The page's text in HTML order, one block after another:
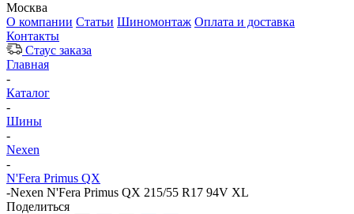
Москва
О компании Статьи Шиномонтаж Оплата и доставка
Контакты
Стаус заказа
Главная
-
Каталог
-
Шины
-
Nexen
-
N'Fera Primus QX
-Nexen N'Fera Primus QX 215/55 R17 94V XL
Поделиться